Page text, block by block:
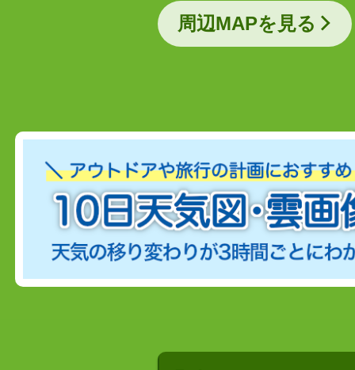
周辺MAPを見る